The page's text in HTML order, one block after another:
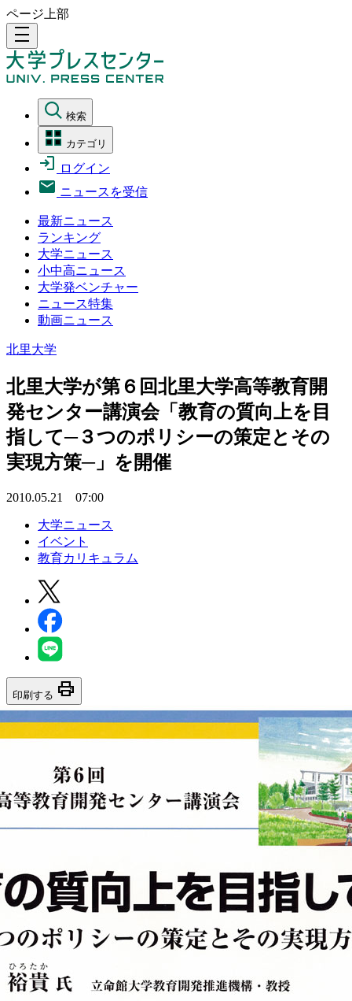
ページ上部
density_medium
検索
カテゴリ
ログイン
ニュースを受信
最新ニュース
ランキング
大学ニュース
小中高ニュース
大学発ベンチャー
ニュース特集
動画ニュース
北里大学
北里大学が第６回北里大学高等教育開
発センター講演会「教育の質向上を目
指して─３つのポリシーの策定とその
実現方策─」を開催
2010.05.21 07:00
大学ニュース
イベント
教育カリキュラム
印刷する print